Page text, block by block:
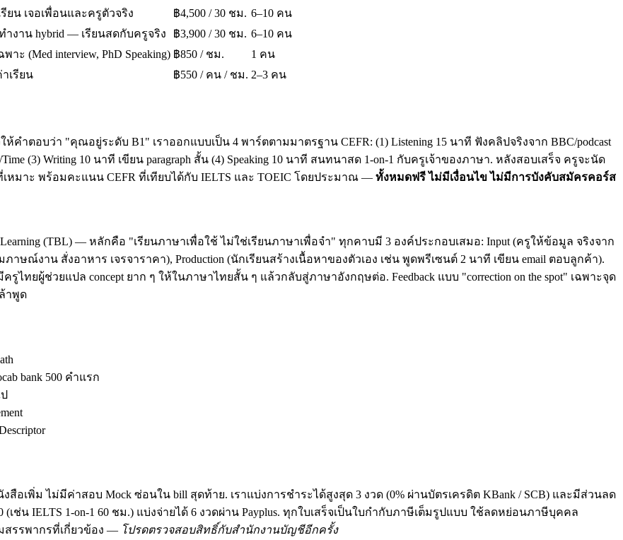
ยน เจอเพื่อนและครูตัวจริง ฿4,500 / 30 ชม. 6–10 คน
งาน hybrid — เรียนสดกับครูจริง ฿3,900 / 30 ชม. 6–10 คน
ะ (Med interview, PhD Speaking) ฿850 / ชม.
1 คน
เรียน ฿550 / คน / ชม. 2–3 คน
ห้คำตอบว่า "คุณอยู่ระดับ B1" เราออกแบบเป็น 4 พาร์ตตามมาตรฐาน CEFR: (1) Listening 15 นาที ฟังคลิปจริงจาก BBC/podcast
(3) Writing 10 นาที เขียน paragraph สั้น (4) Speaking 10 นาที สนทนาสด 1-on-1 กับครูเจ้าของภาษา. หลังสอบเสร็จ ครูจะนัด
มาะ พร้อมคะแนน CEFR ที่เทียบได้กับ IELTS และ TOEIC โดยประมาณ — ทั้งหมดฟรี ไม่มีเงื่อนไข ไม่มีการบังคับสมัครคอร์ส
Learning (TBL) — หลักคือ "เรียนภาษาเพื่อใช้ ไม่ใช่เรียนภาษาเพื่อจำ" ทุกคาบมี 3 องค์ประกอบเสมอ: Input (ครูให้ข้อมูล จริงจาก
าษณ์งาน สั่งอาหาร เจรจาราคา), Production (นักเรียนสร้างเนื้อหาของตัวเอง เช่น พูดพรีเซนต์ 2 นาที เขียน email ตอบลูกค้า).
ทยผู้ช่วยแปล concept ยาก ๆ ให้ในภาษาไทยสั้น ๆ แล้วกลับสู่ภาษาอังกฤษต่อ. Feedback แบบ "correction on the spot" เฉพาะจุด
าพูด
bank 500 คำแรก
อเพิ่ม ไม่มีค่าสอบ Mock ซ่อนใน bill สุดท้าย. เราแบ่งการชำระได้สูงสุด 3 งวด (0% ผ่านบัตรเครดิต KBank / SCB) และมีส่วนลด
เช่น IELTS 1-on-1 60 ชม.) แบ่งจ่ายได้ 6 งวดผ่าน Payplus. ทุกใบเสร็จเป็นใบกำกับภาษีเต็มรูปแบบ ใช้ลดหย่อนภาษีบุคคล
สรรพากรที่เกี่ยวข้อง — โปรดตรวจสอบสิทธิ์กับสำนักงานบัญชีอีกครั้ง